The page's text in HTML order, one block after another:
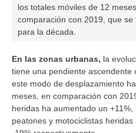
los totales móviles de 12
comparación con 2019, que
para la década.
En las zonas urbanas, la
tiene una pendiente ascendente
este modo de desplazamiento
meses, en comparación con
heridas ha aumentado un
peatones y motociclistas heridas